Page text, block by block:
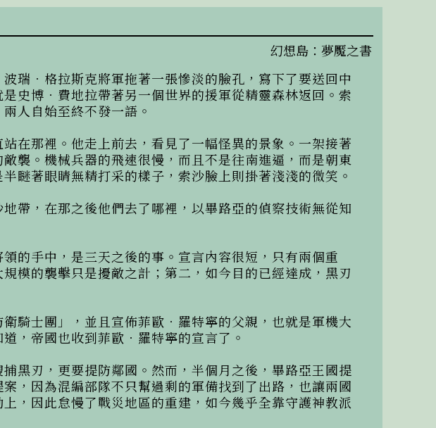
幻想島：夢魘之書
．格拉斯克將軍拖著一張慘淡的臉孔，寫下了要送回中
史博．費地拉帶著另一個世界的援軍從精靈森林返回。索
人自始至終不發一語。
那裡。他走上前去，看見了一幅怪異的景象。一架接著
襲。機械兵器的飛速很慢，而且不是往南進逼，而是朝東
瞇著眼睛無精打采的樣子，索沙臉上則掛著淺淺的微笑。
，在那之後他們去了哪裡，以畢路亞的偵察技術無從知
手中，是三天之後的事。宣言內容很短，只有兩個重
模的襲擊只是擾敵之計；第二，如今目的已經達成，黑刃
士團」，並且宣佈菲歐．羅特寧的父親，也就是軍機大
，帝國也收到菲歐．羅特寧的宣言了。
刃，更要提防鄰國。然而，半個月之後，畢路亞王國提
，因為混編部隊不只幫過剩的軍備找到了出路，也讓兩國
，因此怠慢了戰災地區的重建，如今幾乎全靠守護神教派